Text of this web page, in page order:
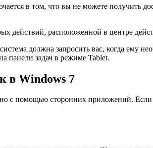
в том, что вы не можете получить
действий, расположенной в центре
должна запросить вас, когда ему
панели задач в режиме Tablet.
в Windows 7
с помощью сторонних приложений.